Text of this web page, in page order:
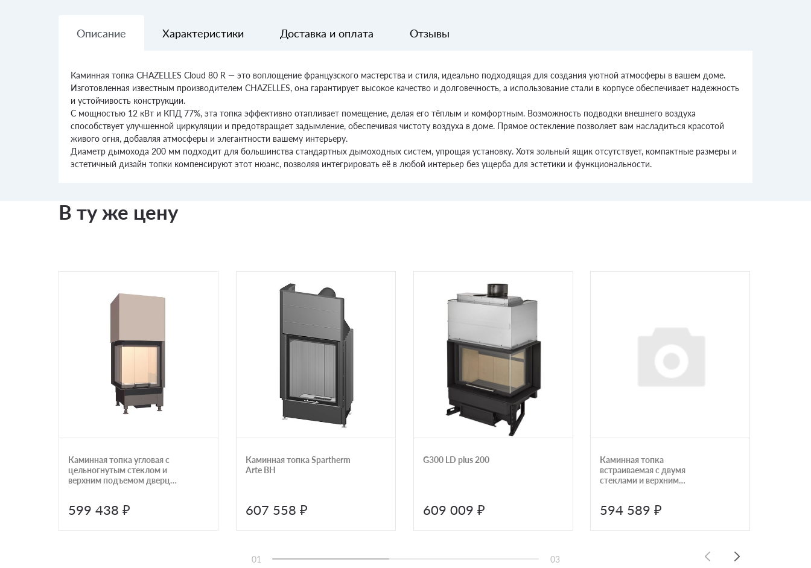
Описание Характеристики Доставка и оплата Отзывы
Каминная топка CHAZELLES Cloud 80 R — это воплощение французского мастерства и стиля, идеально подходящая для создания уютной атмосферы в вашем доме.
Изготовленная известным производителем CHAZELLES, она гарантирует высокое качество и долговечность, а использование стали в корпусе обеспечивает надежность
и устойчивость конструкции.
С мощностью 12 кВт и КПД 77%, эта топка эффективно отапливает помещение, делая его тёплым и комфортным. Возможность подводки внешнего воздуха
способствует улучшенной циркуляции и предотвращает задымление, обеспечивая чистоту воздуха в доме. Прямое остекление позволяет вам насладиться красотой
живого огня, добавляя атмосферы и элегантности вашему интерьеру.
Диаметр дымохода 200 мм подходит для большинства стандартных дымоходных систем, упрощая установку. Хотя зольный ящик отсутствует, компактные размеры и
эстетичный дизайн топки компенсируют этот нюанс, позволяя интегрировать её в любой интерьер без ущерба для эстетики и функциональности.
В ту же цену
Каминная топка угловая с
цельногнутым стеклом и
верхним подъемом дверцы
599 438 ₽
Каминная топка Spartherm
Arte BH
607 558 ₽
G300 LD plus 200
609 009 ₽
Каминная топка
встраиваемая с двумя
стеклами и верхним
594 589 ₽
01 03